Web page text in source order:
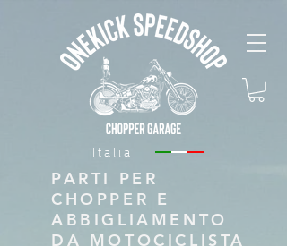
Italia
PARTI PER
CHOPPER E
ABBIGLIAMENTO
DA MOTOCICLISTA